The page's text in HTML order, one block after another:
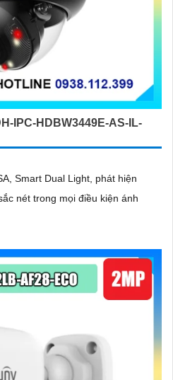
IPC-HDBW3449E-AS-IL-
Smart Dual Light, phát hiện
nét trong mọi điều kiện ánh